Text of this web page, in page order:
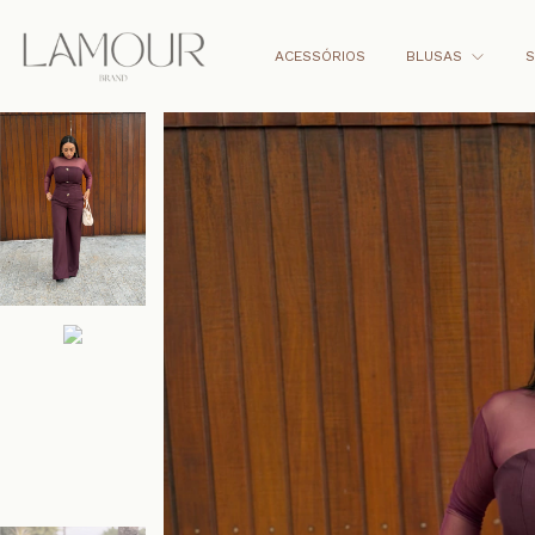
ACESSÓRIOS BLUSAS